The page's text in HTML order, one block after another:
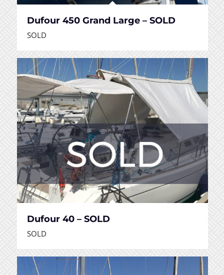
Dufour 450 Grand Large – SOLD
SOLD
Dufour 40 – SOLD
SOLD